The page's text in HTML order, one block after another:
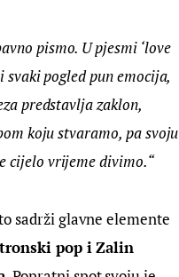
pismo. U pjesmi ‘love
pogled pun emocija,
predstavlja zaklon,
koju stvaramo, pa svoju
cijelo vrijeme divimo.“
sadrži glavne elemente
pop i Zalin